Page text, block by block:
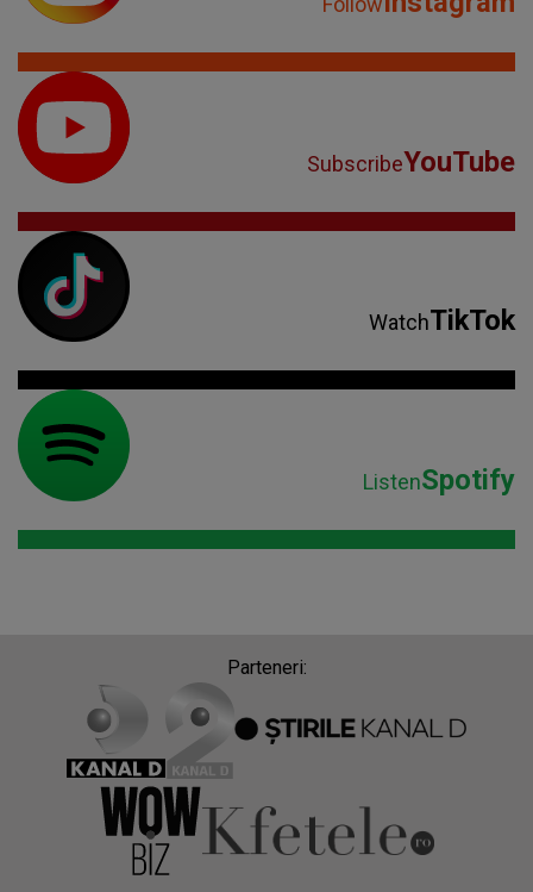
Despre Radio Impuls
Frecvențe Radio Impuls